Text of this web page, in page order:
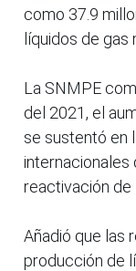
como 37.9
líquidos de gas
La SNMPE
del 2021, el
se sustentó en
internacionales
reactivación de
Añadió que las
producción de